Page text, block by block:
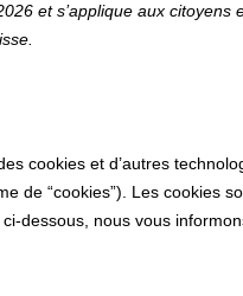
et s’applique aux citoyens
cookies et d’autres
de “cookies”). Les cookies
dessous, nous vous